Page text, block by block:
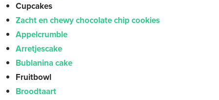
Cupcakes
Zacht en chewy chocolate chip cookies
Appelcrumble
Arretjescake
Bublanina cake
Fruitbowl
Broodtaart